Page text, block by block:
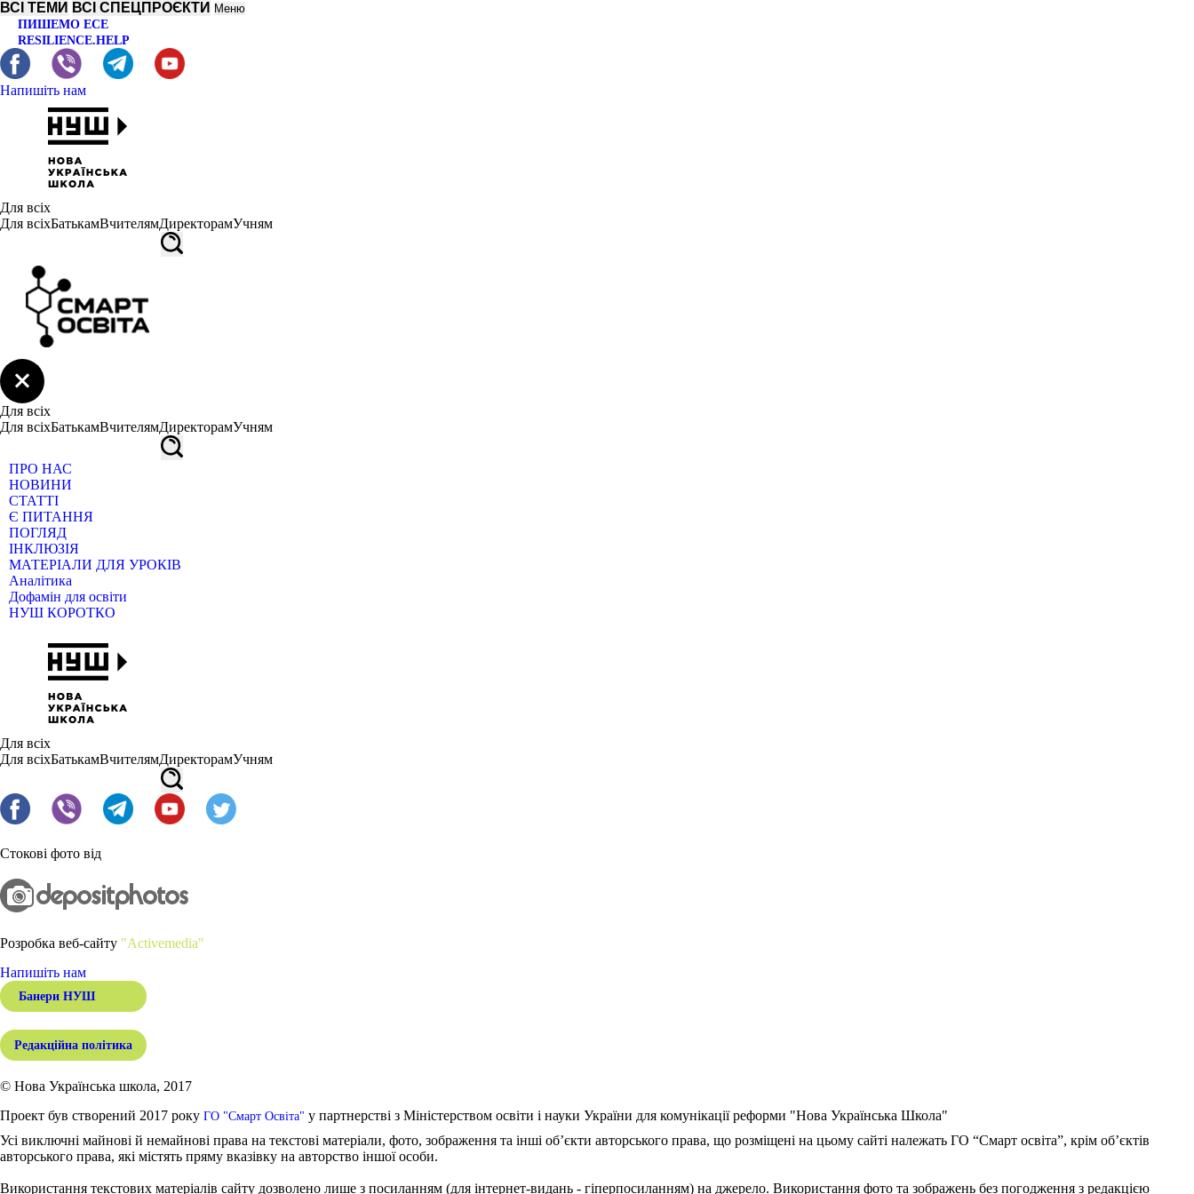
ВСІ ТЕМИ ВСІ СПЕЦПРОЄКТИ Меню
ПИШЕМО ЕСЕ
RESILIENCE.HELP
Напишіть нам
Для всіх
Для всіхБатькамВчителямДиректорамУчням
Для всіх
Для всіхБатькамВчителямДиректорамУчням
ПРО НАС
НОВИНИ
СТАТТІ
Є ПИТАННЯ
ПОГЛЯД
ІНКЛЮЗІЯ
МАТЕРІАЛИ ДЛЯ УРОКІВ
Аналітика
Дофамін для освіти
НУШ КОРОТКО
Для всіх
Для всіхБатькамВчителямДиректорамУчням
Стокові фото від
Розробка веб-сайту "Activemedia"
Напишіть нам
Банери НУШ
Редакційна політика
© Нова Українська школа, 2017
Проект був створений 2017 року ГО "Смарт Освіта" у партнерстві з Міністерством освіти і науки України для комунікації реформи "Нова Українська Школа"
Усі виключні майнові й немайнові права на текстові матеріали, фото, зображення та інші об’єкти авторського права, що розміщені на цьому сайті належать ГО “Смарт освіта”, крім об’єктів
авторського права, які містять пряму вказівку на авторство іншої особи.
Використання текстових матеріалів сайту дозволено лише з посиланням (для інтернет-видань - гіперпосиланням) на джерело. Використання фото та зображень без погодження з редакцією